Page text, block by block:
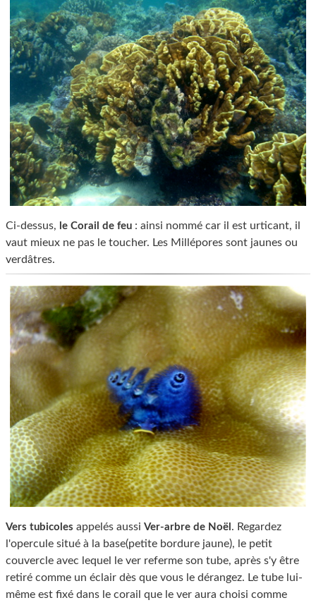
Ci-dessus, le Corail de feu : ainsi nommé car il est urticant, il
vaut mieux ne pas le toucher. Les Millépores sont jaunes ou
verdâtres.
Vers tubicoles appelés aussi Ver-arbre de Noël . Regardez
l'opercule situé à la base(petite bordure jaune), le petit
couvercle avec lequel le ver referme son tube, après s'y être
retiré comme un éclair dès que vous le dérangez. Le tube lui-
même est fixé dans le corail que le ver aura choisi comme